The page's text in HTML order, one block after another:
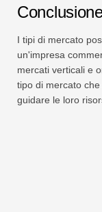
I tipi di mercato
un'impresa
mercati verticali e
tipo di mercato
guidare le loro